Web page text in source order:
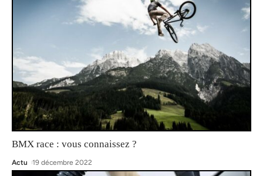
BMX race : vous connaissez ?
Actu 19 décembre 2022